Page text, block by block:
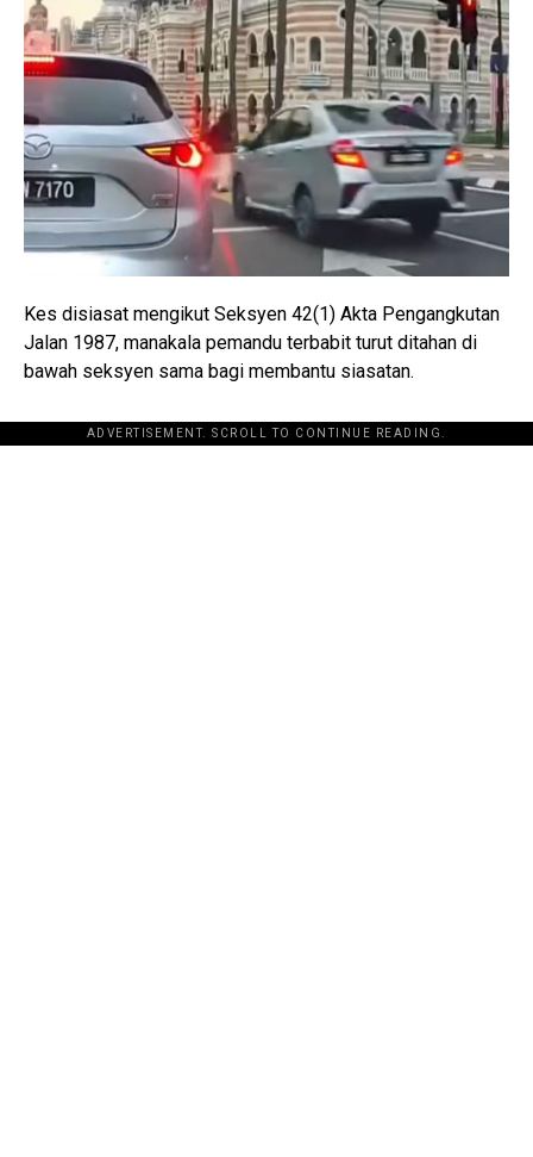
Kes disiasat mengikut Seksyen 42(1) Akta Pengangkutan
Jalan 1987, manakala pemandu terbabit turut ditahan di
bawah seksyen sama bagi membantu siasatan.
ADVERTISEMENT. SCROLL TO CONTINUE READING.